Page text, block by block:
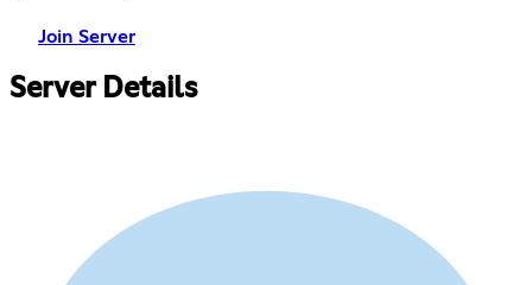
Join Server
Server Details